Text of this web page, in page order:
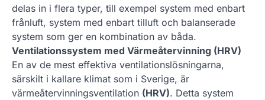
delas in i flera typer, till exempel system med enbart
frånluft, system med enbart tilluft och balanserade
system som ger en kombination av båda.
Ventilationssystem med Värmeåtervinning (HRV)
En av de mest effektiva ventilationslösningarna,
särskilt i kallare klimat som i Sverige, är
värmeåtervinningsventilation (HRV). Detta system